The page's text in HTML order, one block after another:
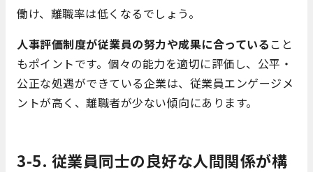
働け、離職率は低くなるでしょう。
人事評価制度が従業員の努力や成果に合っている こと
もポイントです。個々の能力を適切に評価し、公平・
公正な処遇ができている企業は、従業員エンゲージメ
ントが高く、離職者が少ない傾向にあります。
3-5. 従業員同士の良好な人間関係が構